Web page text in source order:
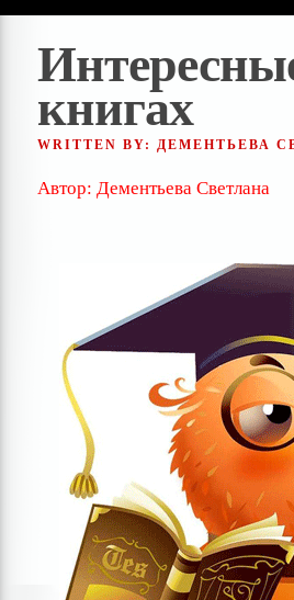
книгах
WRITTEN BY: ДЕМЕНТЬЕВА
Автор: Дементьева Светлана